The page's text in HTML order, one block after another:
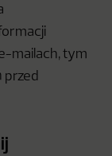
mailach, tym
przed